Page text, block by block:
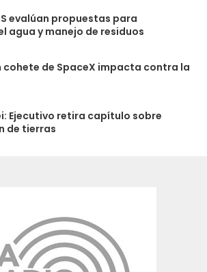
evalúan propuestas para
agua y manejo de residuos
cohete de SpaceX impacta contra la
Ejecutivo retira capítulo sobre
de tierras